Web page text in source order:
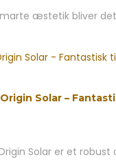
æstetik bliver
Solar –
Solar er et